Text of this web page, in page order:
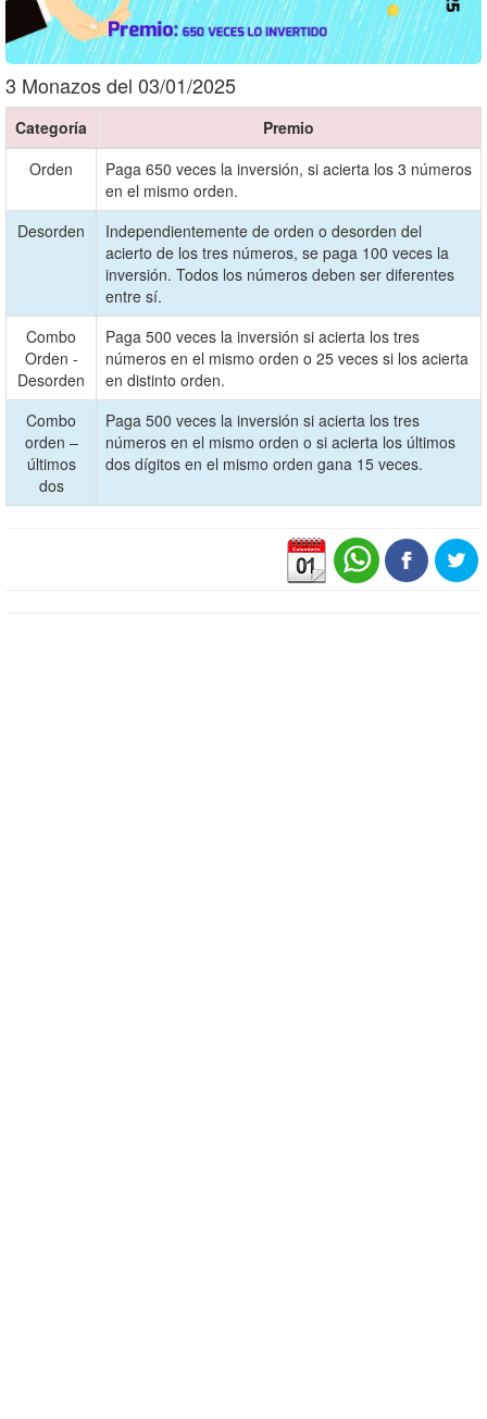
3 Monazos del 03/01/2025
Categoría
Premio
Orden
Paga 650 veces la inversión, si acierta los 3 números
en el mismo orden.
Desorden
Independientemente de orden o desorden del
acierto de los tres números, se paga 100 veces la
inversión. Todos los números deben ser diferentes
entre sí.
Combo
Orden -
Desorden
Paga 500 veces la inversión si acierta los tres
números en el mismo orden o 25 veces si los acierta
en distinto orden.
Combo
orden –
últimos
dos
Paga 500 veces la inversión si acierta los tres
números en el mismo orden o si acierta los últimos
dos dígitos en el mismo orden gana 15 veces.